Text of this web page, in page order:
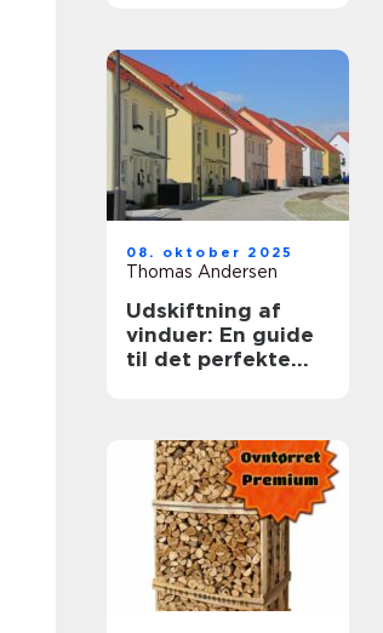
08. oktober 2025
Thomas Andersen
Udskiftning af
vinduer: En guide
til det perfekte